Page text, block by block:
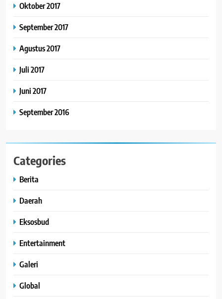
Oktober 2017
September 2017
Agustus 2017
Juli 2017
Juni 2017
September 2016
Categories
Berita
Daerah
Eksosbud
Entertainment
Galeri
Global